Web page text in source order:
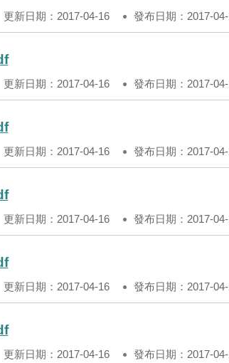
更新日期：2017-04-16 發布日期：2017-
更新日期：2017-04-16 發布日期：2017-
更新日期：2017-04-16 發布日期：2017-
更新日期：2017-04-16 發布日期：2017-
更新日期：2017-04-16 發布日期：2017-
更新日期：2017-04-16 發布日期：2017-